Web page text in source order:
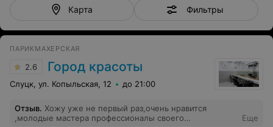
Карта Фильтры
ПАРИКМАХЕРСКАЯ
2.6 Город красоты
Слуцк, ул. Копыльская, 12 до 21:00
Отзыв. Хожу уже не первый раз,очень нравится
,молодые мастера профессионалы своего
Еще